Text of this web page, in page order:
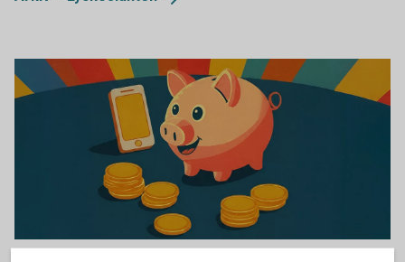
Tumba bruksmuseum Lyckoslanten